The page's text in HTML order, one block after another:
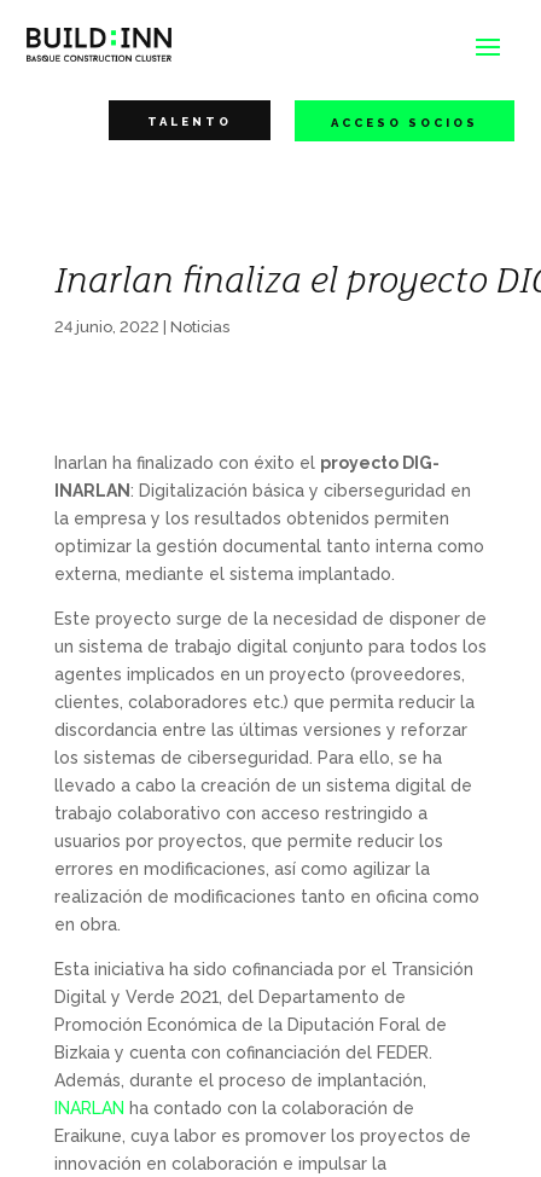
TALENTO ACCESO SOCIOS
Inarlan finaliza el proyecto
24 junio, 2022 Noticias
Inarlan ha finalizado con éxito el proyecto DIG-
INARLAN: Digitalización básica y ciberseguridad en
la empresa y los resultados obtenidos permiten
optimizar la gestión documental tanto interna como
externa, mediante el sistema implantado.
Este proyecto surge de la necesidad de disponer de
un sistema de trabajo digital conjunto para todos los
agentes implicados en un proyecto (proveedores,
clientes, colaboradores etc.) que permita reducir la
discordancia entre las últimas versiones y reforzar
los sistemas de ciberseguridad. Para ello, se ha
llevado a cabo la creación de un sistema digital de
trabajo colaborativo con acceso restringido a
usuarios por proyectos, que permite reducir los
errores en modificaciones, así como agilizar la
realización de modificaciones tanto en oficina como
en obra.
Esta iniciativa ha sido cofinanciada por el Transición
Digital y Verde 2021, del Departamento de
Promoción Económica de la Diputación Foral de
Bizkaia y cuenta con cofinanciación del FEDER.
Además, durante el proceso de implantación,
INARLAN ha contado con la colaboración de
Eraikune, cuya labor es promover los proyectos de
innovación en colaboración e impulsar la